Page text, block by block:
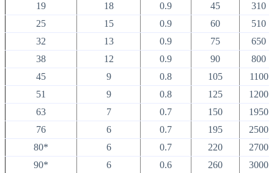
19
18 0.9 45
310
25
15 0.9 60
510
32
13 0.9 75
650
38
12 0.9 90
800
45
9 0.8 105
1100
51
9 0.8 125
1200
63
7 0.7 150
1950
76
6 0.7 195
2500
80*
6 0.7 220
2700
90*
6 0.6 260
3000